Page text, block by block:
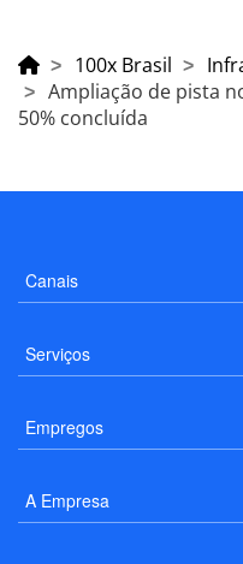
100x Brasil
Ampliação de pista
50% concluída
Canais
Serviços
Empregos
A Empresa